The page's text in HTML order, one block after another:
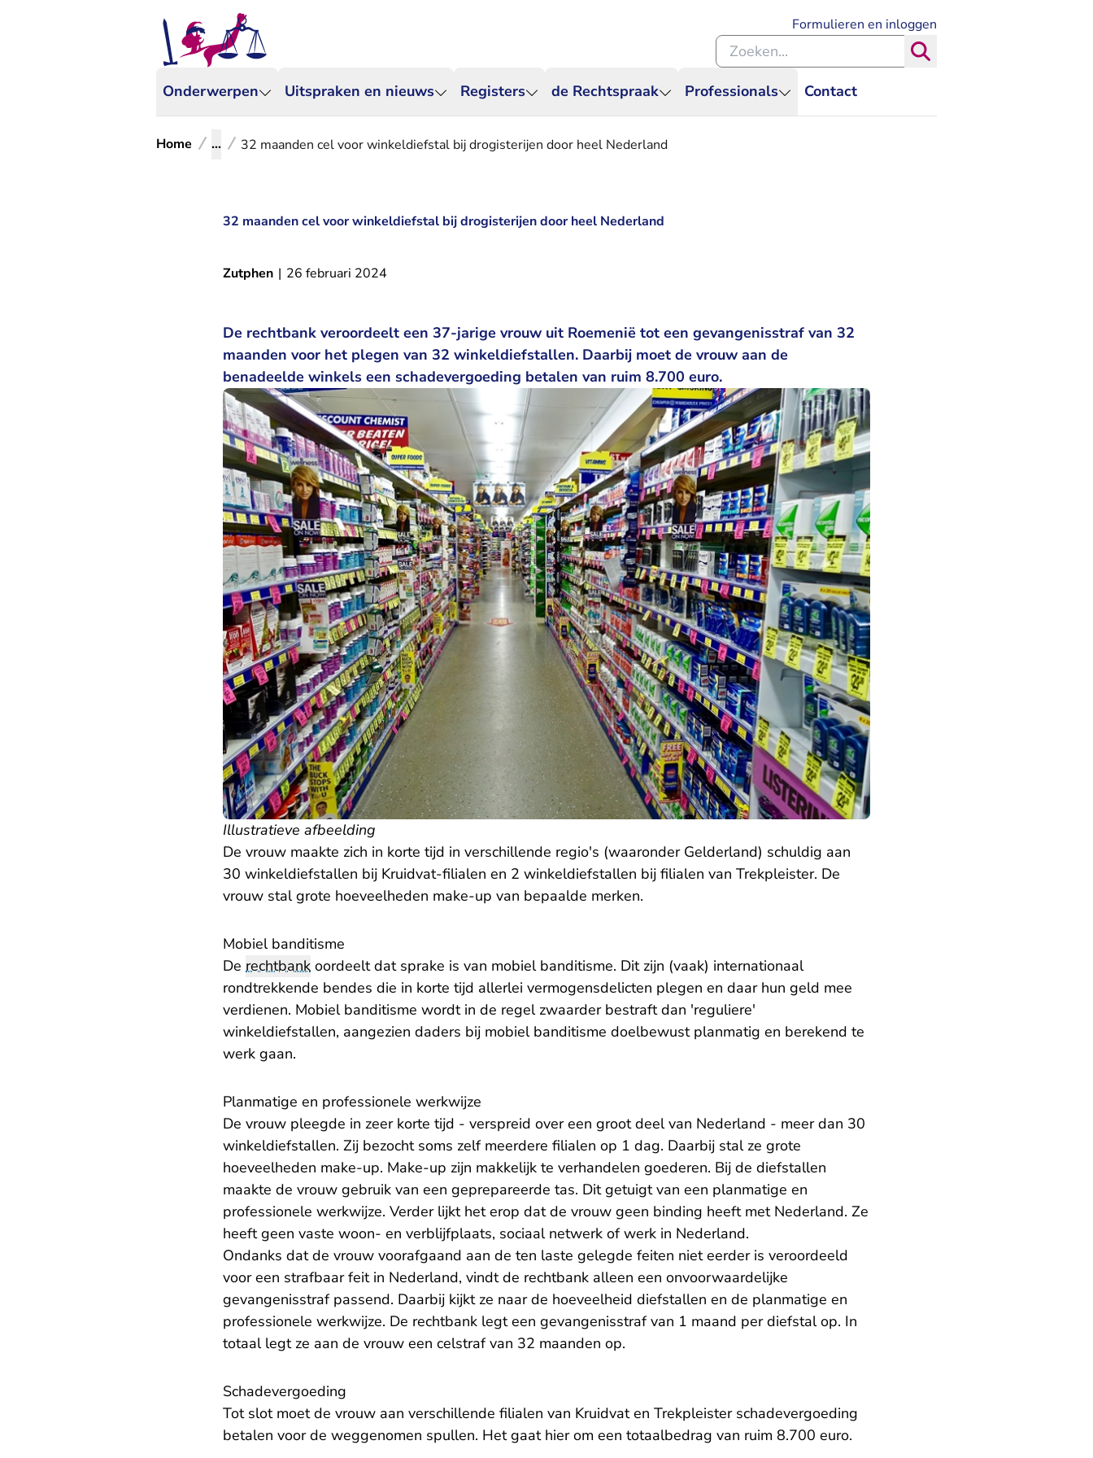
Onderwerpen Uitspraken en nieuws Registers de Rechtspraak Professionals Contact
Formulieren en inloggen
Zoeken binnen de Rechtspraak
Home ... 32 maanden cel voor winkeldiefstal bij drogisterijen door heel Nederland
32 maanden cel voor winkeldiefstal bij drogisterijen door heel Nederland
Zutphen | 26 februari 2024
De rechtbank veroordeelt een 37-jarige vrouw uit Roemenië tot een gevangenisstraf van 32
maanden voor het plegen van 32 winkeldiefstallen. Daarbij moet de vrouw aan de
benadeelde winkels een schadevergoeding betalen van ruim 8.700 euro.
Illustratieve afbeelding
De vrouw maakte zich in korte tijd in verschillende regio's (waaronder Gelderland) schuldig aan
30 winkeldiefstallen bij Kruidvat-filialen en 2 winkeldiefstallen bij filialen van Trekpleister. De
vrouw stal grote hoeveelheden make-up van bepaalde merken.
Mobiel banditisme
De rechtbank oordeelt dat sprake is van mobiel banditisme. Dit zijn (vaak) internationaal
rondtrekkende bendes die in korte tijd allerlei vermogensdelicten plegen en daar hun geld mee
verdienen. Mobiel banditisme wordt in de regel zwaarder bestraft dan 'reguliere'
winkeldiefstallen, aangezien daders bij mobiel banditisme doelbewust planmatig en berekend te
werk gaan.
Planmatige en professionele werkwijze
De vrouw pleegde in zeer korte tijd - verspreid over een groot deel van Nederland - meer dan 30
winkeldiefstallen. Zij bezocht soms zelf meerdere filialen op 1 dag. Daarbij stal ze grote
hoeveelheden make-up. Make-up zijn makkelijk te verhandelen goederen. Bij de diefstallen
maakte de vrouw gebruik van een geprepareerde tas. Dit getuigt van een planmatige en
professionele werkwijze. Verder lijkt het erop dat de vrouw geen binding heeft met Nederland. Ze
heeft geen vaste woon- en verblijfplaats, sociaal netwerk of werk in Nederland.
Ondanks dat de vrouw voorafgaand aan de ten laste gelegde feiten niet eerder is veroordeeld
voor een strafbaar feit in Nederland, vindt de rechtbank alleen een onvoorwaardelijke
gevangenisstraf passend. Daarbij kijkt ze naar de hoeveelheid diefstallen en de planmatige en
professionele werkwijze. De rechtbank legt een gevangenisstraf van 1 maand per diefstal op. In
totaal legt ze aan de vrouw een celstraf van 32 maanden op.
Schadevergoeding
Tot slot moet de vrouw aan verschillende filialen van Kruidvat en Trekpleister schadevergoeding
betalen voor de weggenomen spullen. Het gaat hier om een totaalbedrag van ruim 8.700 euro.